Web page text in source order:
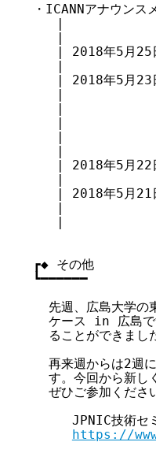
・ICANNアナウン
   |
| 2018年5月25
|
| 2018年5月23
|
|
|
|
|
| 2018年5月22
|
| 2018年5月21
|
|
┏◆ その他
┗━━━━━━
先週、広島大学
ケース in 広島で
ることができまし
再来週からは2週
す。今回から新し
ぜひご参加くださ
JPNIC技術セ
https://